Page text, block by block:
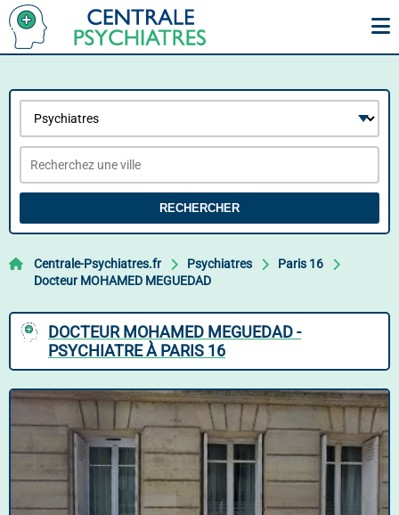
RECHERCHER
Centrale-Psychiatres.fr Psychiatres
Paris 16
Docteur MOHAMED MEGUEDAD
DOCTEUR MOHAMED MEGUEDAD -
PSYCHIATRE À PARIS 16